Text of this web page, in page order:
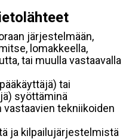
järjestelmään,
lomakkeella,
tai muulla vastaavalla
tai
syöttäminä
tekniikoiden
ja kilpailujärjestelmistä